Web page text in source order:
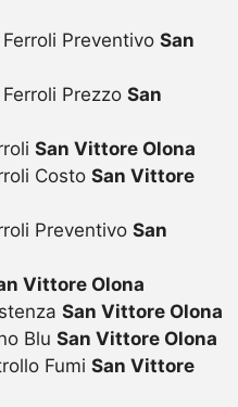
Preventivo San
Prezzo San
San Vittore Olona
Costo San Vittore
Preventivo San
Vittore Olona
San Vittore Olona
Blu San Vittore Olona
Fumi San Vittore